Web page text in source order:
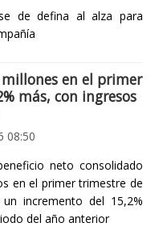
de defina al alza para
en el primer
más, con ingresos
08:50
neto consolidado
en el primer trimestre de
incremento del 15,2%
del año anterior